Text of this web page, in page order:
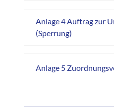
Anlage 4 Auftrag zur
(Sperrung)
Anlage 5